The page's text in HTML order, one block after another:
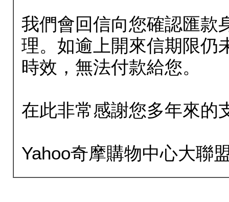
我們會回信向您確認匯款
理。如逾上開來信期限仍
時效，無法付款給您。
在此非常感謝您多年來的
Yahoo奇摩購物中心大